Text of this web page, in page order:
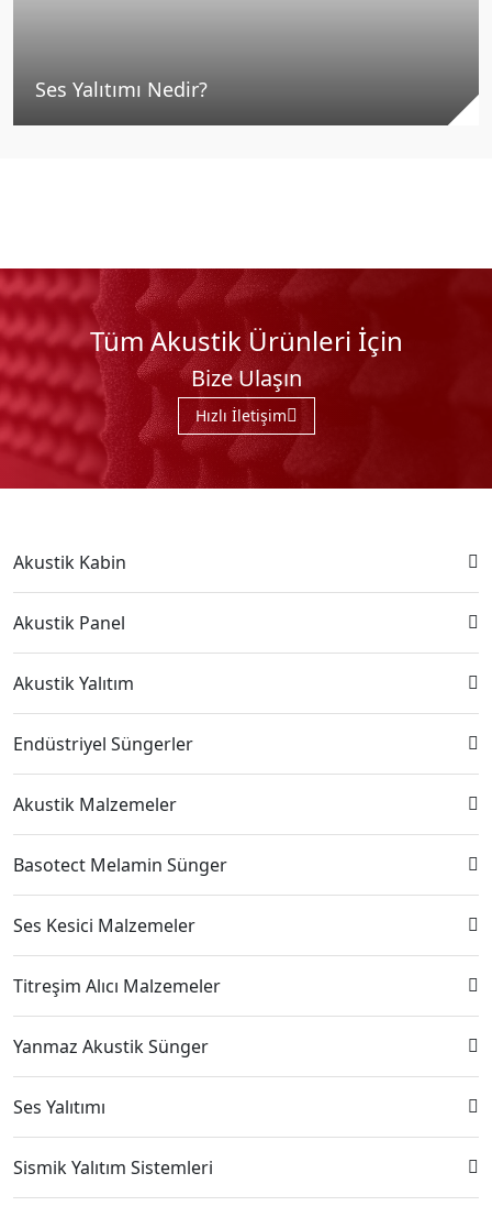
Ses Yalıtımı Nedir?
Tüm Akustik Ürünleri İçin
Bize Ulaşın
Hızlı İletişim
Akustik Kabin
Akustik Panel
Akustik Yalıtım
Endüstriyel Süngerler
Akustik Malzemeler
Basotect Melamin Sünger
Ses Kesici Malzemeler
Titreşim Alıcı Malzemeler
Yanmaz Akustik Sünger
Ses Yalıtımı
Sismik Yalıtım Sistemleri